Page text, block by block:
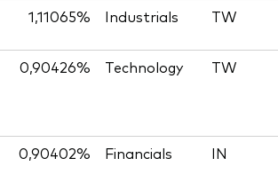
1,11065% Industrials TW
0,90426% Technology TW
0,90402% Financials IN